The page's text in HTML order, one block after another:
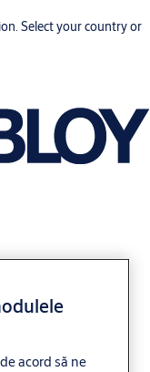
Select your country or
acord să ne